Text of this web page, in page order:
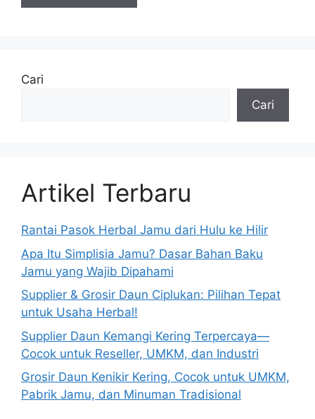
Cari
Cari
Artikel Terbaru
Rantai Pasok Herbal Jamu dari Hulu ke Hilir
Apa Itu Simplisia Jamu? Dasar Bahan Baku
Jamu yang Wajib Dipahami
Supplier & Grosir Daun Ciplukan: Pilihan Tepat
untuk Usaha Herbal!
Supplier Daun Kemangi Kering Terpercaya—
Cocok untuk Reseller, UMKM, dan Industri
Grosir Daun Kenikir Kering, Cocok untuk UMKM,
Pabrik Jamu, dan Minuman Tradisional